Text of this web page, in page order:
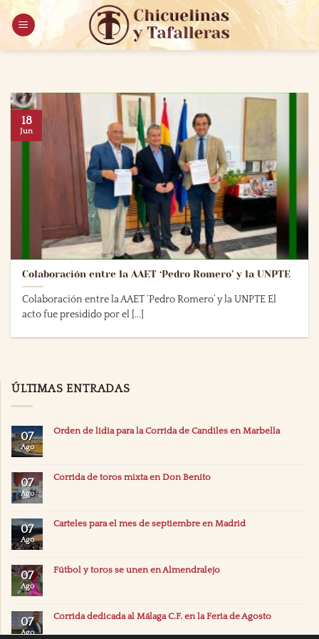
Saltar
contenido
Colaboración entre la AAET ‘Pedro Romero’ y la UNPTE
Colaboración entre la AAET ‘Pedro Romero’ y la UNPTE El
acto fue presidido por el [...]
18
Jun
ÚLTIMAS ENTRADAS
07
Ago
Orden de lidia para la Corrida de Candiles en Marbella
07
Ago
Corrida de toros mixta en Don Benito
07
Ago
Carteles para el mes de septiembre en Madrid
07
Ago
Fútbol y toros se unen en Almendralejo
07
Ago
Corrida dedicada al Málaga C.F. en la Feria de Agosto